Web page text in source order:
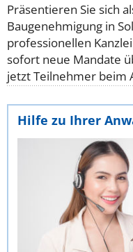
Präsentieren Sie sich
Baugenehmigung in
professionellen
sofort neue Mandate
jetzt Teilnehmer beim
Hilfe zu Ihrer